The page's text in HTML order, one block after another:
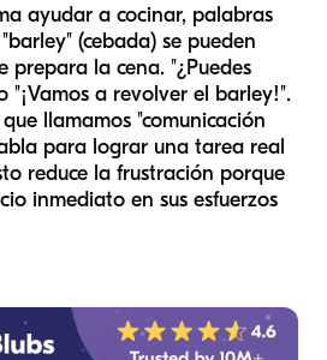
ayudar a cocinar, palabras
(cebada) se pueden
prepara la cena. "¿Puedes
"¡Vamos a revolver el barley!".
llamamos "comunicación
para lograr una tarea real
reduce la frustración porque
inmediato en sus esfuerzos